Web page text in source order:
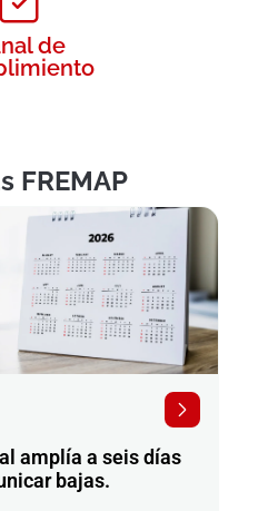
de
FREMAP
amplía a seis días
bajas.